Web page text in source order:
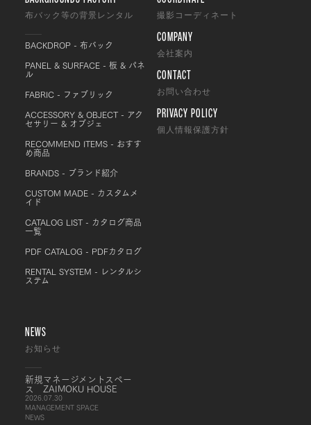
布バック等の背景レンタル
BACKDROP - 布バック
PANEL & SURFACE - 板 & パネ
ル
FABRIC - ファブリック
ACCESSORY & OBJECT - アク
セサリー & オブジェ
RECOMMEND ITEMS - おすす
め商品
BRANDS - ブランド紹介
CUSTOM MADE - カスタムメ
イド
CATALOG LIST - カタログ商品
一覧
PDF CATALOG - PDFカタログ
RENTAL SYSTEM - レンタルシ
ステム
撮影コーディネート
COMPANY
会社案内
CONTACT
お問い合わせ
PRIVACY POLICY
個人情報保護方針
NEWS
お知らせ
新規マネージメントスペー
ス ZAIMOKU HOUSE
2026.07.30
MANAGEMENT SPACE
NEWS